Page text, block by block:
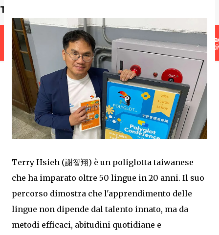
Trova un insegnante
Terry Hsieh (謝智翔) è un poliglotta taiwanese
che ha imparato oltre 50 lingue in 20 anni. Il suo
percorso dimostra che l'apprendimento delle
lingue non dipende dal talento innato, ma da
metodi efficaci, abitudini quotidiane e